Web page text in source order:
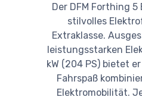
Der DFM Forthing
stilvolles
Extraklasse.
leistungsstarken
kW (204 PS) bietet
Fahrspaß
Elektromobilität.